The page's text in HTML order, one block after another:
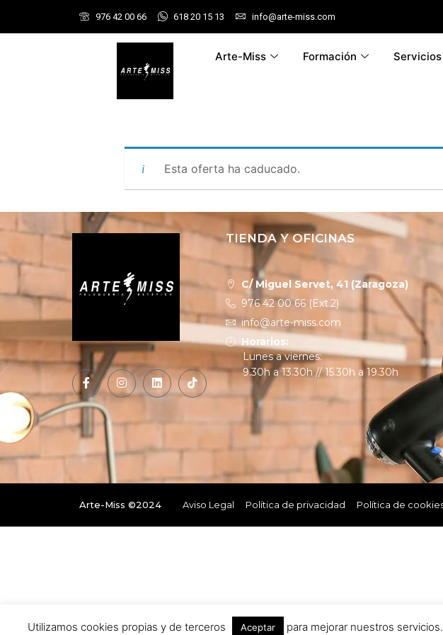
976 42 00 66 618 20 15 13 info@arte-miss.com
Arte-Miss Formación Servicios
Esta oferta ha caducado.
TIENDA Y OFICINAS
C/ Miguel Servet, 41 (Zaragoza)
976 42 00 66 (Ext.2)
info@arte-miss.com
Horarios:
Lunes a viernes:
9.30h a 13.30h // 15.30h a 19.30h
Arte-Miss ©2024 Aviso Legal Política de privacidad Política de
Utilizamos cookies propias y de terceros Aceptar para mejorar nuestros